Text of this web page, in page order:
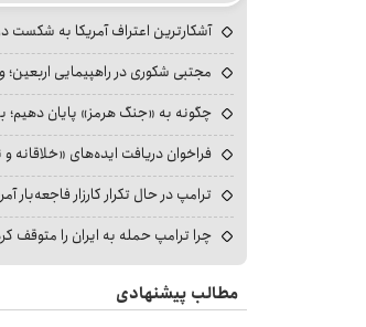
آشکارترین اعتراف آمریکا به شکست در
مجتبی شکوری در راهپیمایی
چگونه به «جنگ هرمز» پایان دهیم؛
فراخوان دریافت ایده‌های «خلاقانه
ترامپ در حال تکرار کارزار فاجعه‌بار
چرا ترامپ حمله به ایران را متوقف
مطالب پیشنهادی